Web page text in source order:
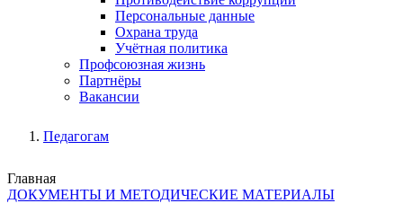
Персональные данные
Охрана труда
Учётная политика
Профсоюзная жизнь
Партнёры
Вакансии
Педагогам
Главная
ДОКУМЕНТЫ И МЕТОДИЧЕСКИЕ МАТЕРИАЛЫ